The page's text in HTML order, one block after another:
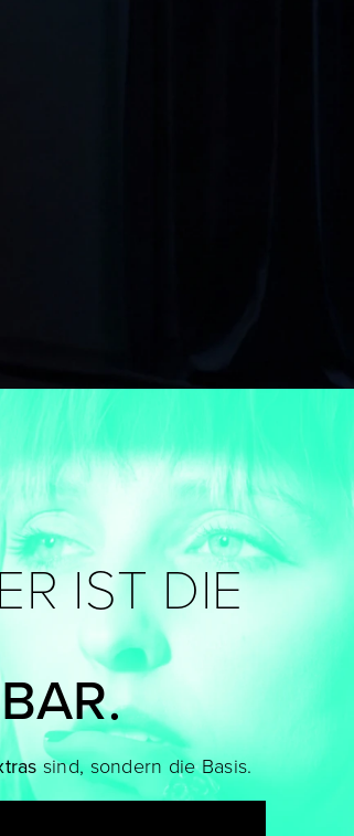
IST DIE
sind, sondern die Basis.